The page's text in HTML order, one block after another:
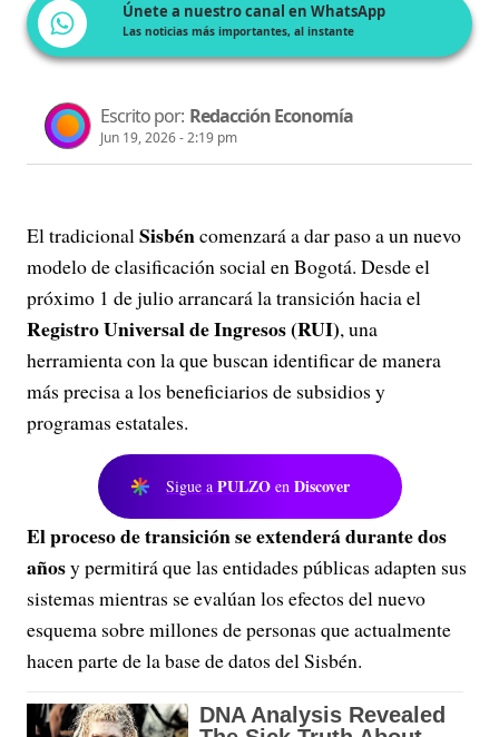
Únete a nuestro canal en WhatsApp
Las noticias más importantes, al instante
Escrito por: Redacción Economía
Jun 19, 2026 - 2:19 pm
El tradicionalSisbéncomenzará a dar paso a un nuevo
modelo de clasificación social en Bogotá. Desde el
próximo 1 de julio arrancará la transición hacia el
Registro Universal de Ingresos (RUI), una
herramienta con la que buscan identificar de manera
más precisa a los beneficiarios de subsidios y
programas estatales.
Sigue a PULZO en Discover
El proceso de transición se extenderá durante dos
añosy permitirá que las entidades públicas adapten sus
sistemas mientras se evalúan los efectos del nuevo
esquema sobre millones de personas que actualmente
hacen parte de la base de datos del Sisbén.